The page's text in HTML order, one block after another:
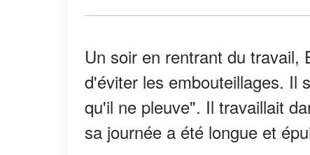
Un soir en rentrant du travail,
d'éviter les embouteillages. Il
qu'il ne pleuve". Il travaillait
sa journée a été longue et